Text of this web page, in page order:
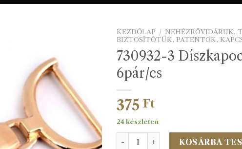
KEZDŐLAP / NEHÉZRÖVIDÁRUK,
BIZTOSÍTÓTŰK, PATENTOK,
730932-3
6pár/cs
375 Ft
24 készleten
730932-3 Díszkapocs arany 6pár/
KOSÁRBA